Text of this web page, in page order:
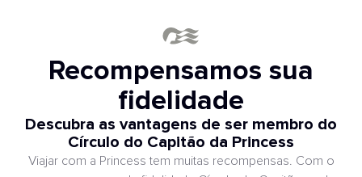
Recompensamos sua
fidelidade
Descubra as vantagens de ser membro do
Círculo do Capitão da Princess
Viajar com a Princess tem muitas recompensas. Com o